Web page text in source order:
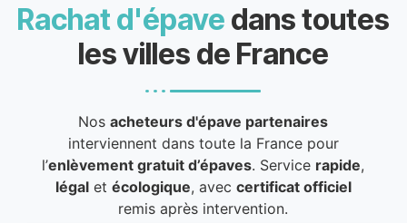
Rachat d'épave dans toutes
les villes de France
Nosacheteurs d'épave partenaires
interviennent dans toute la France pour
l’enlèvement gratuit d’épaves. Service rapide,
légalet écologique, avec certificat officiel
remis après intervention.